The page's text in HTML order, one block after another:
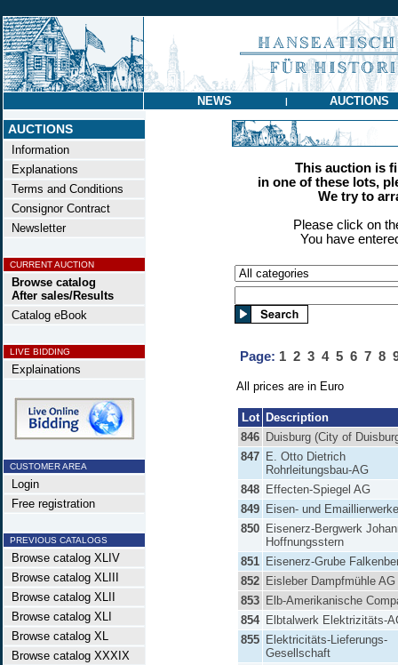
NEWS | AUCTIONS
AUCTIONS
Information
Explanations
Terms and Conditions
Consignor Contract
Newsletter
CURRENT AUCTION
Browse catalog
After sales/Results
Catalog eBook
LIVE BIDDING
Explainations
CUSTOMER AREA
Login
Free registration
PREVIOUS CATALOGS
Browse catalog XLIV
Browse catalog XLIII
Browse catalog XLII
Browse catalog XLI
Browse catalog XL
Browse catalog XXXIX
This auction is
in one of these lots,
We try to
Please click on
You have
Page: 1 2 3 4 5 6 7 8
All prices are in Euro
Lot
Description
846 Duisburg (City of
847 E. Otto Dietrich
Rohrleitungsbau-AG
848 Effecten-Spiegel AG
849 Eisen- und
850 Eisenerz-Bergwerk
Hoffnungsstern
851 Eisenerz-Grube
852 Eisleber Dampfmühle AG
853 Elb-Amerikanische
854 Elbtalwerk Elektrizitäts-
855 Elektricitäts-Lieferungs-
Gesellschaft